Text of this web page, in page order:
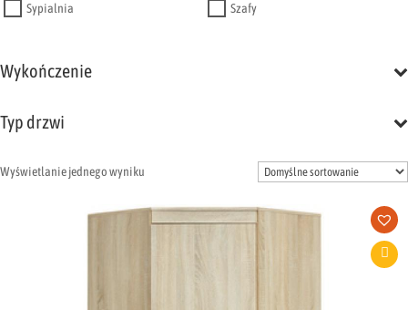
Sypialnia Szafy
Wykończenie
Typ drzwi
Wyświetlanie jednego wyniku